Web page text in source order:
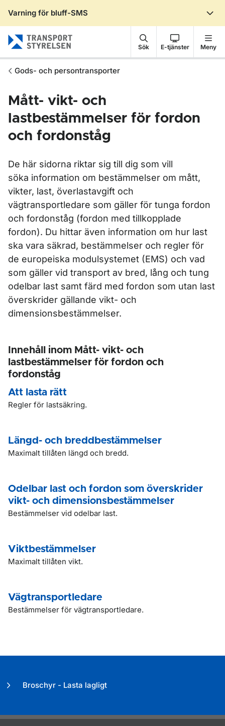
Varning för bluff-SMS
Sök E-tjänster Meny
Gods- och persontransporter
Mått- vikt- och
lastbestämmelser för fordon
och fordonståg
De här sidorna riktar sig till dig som vill
söka information om bestämmelser om mått,
vikter, last, överlastavgift och
vägtransportledare som gäller för tunga fordon
och fordonståg (fordon med tillkopplade
fordon). Du hittar även information om hur last
ska vara säkrad, bestämmelser och regler för
de europeiska modulsystemet (EMS) och vad
som gäller vid transport av bred, lång och tung
odelbar last samt färd med fordon som utan last
överskrider gällande vikt- och
dimensionsbestämmelser.
Innehåll inom Mått- vikt- och
lastbestämmelser för fordon och
fordonståg
Att lasta rätt
Regler för lastsäkring.
Längd- och breddbestämmelser
Maximalt tillåten längd och bredd.
Odelbar last och fordon som överskrider
vikt- och dimensionsbestämmelser
Bestämmelser vid odelbar last.
Viktbestämmelser
Maximalt tillåten vikt.
Vägtransportledare
Bestämmelser för vägtransportledare.
Broschyr - Lasta lagligt